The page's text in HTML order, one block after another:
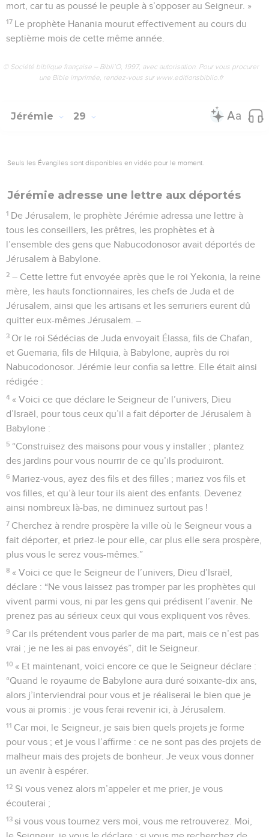
mort, car tu as poussé le peuple à s’opposer au Seigneur. »
17 Le prophète Hanania mourut effectivement au cours du
septième mois de cette même année.
© Société biblique française – Bibli’O, 1997, avec autorisation. Pour vous procurer
une Bible imprimée, rendez-vous sur www.editionsbiblio.fr
Jérémie 29
Seuls les Évangiles sont disponibles en vidéo pour le moment.
Jérémie adresse une lettre aux déportés
1 De Jérusalem, le prophète Jérémie adressa une lettre à
tous les conseillers, les prêtres, les prophètes et à
l’ensemble des gens que Nabucodonosor avait déportés de
Jérusalem à Babylone.
2 – Cette lettre fut envoyée après que le roi Yekonia, la reine
mère, les hauts fonctionnaires, les chefs de Juda et de
Jérusalem, ainsi que les artisans et les serruriers eurent dû
quitter eux-mêmes Jérusalem. –
3 Or le roi Sédécias de Juda envoyait Élassa, fils de Chafan,
et Guemaria, fils de Hilquia, à Babylone, auprès du roi
Nabucodonosor. Jérémie leur confia sa lettre. Elle était ainsi
rédigée :
4 « Voici ce que déclare le Seigneur de l’univers, Dieu
d’Israël, pour tous ceux qu’il a fait déporter de Jérusalem à
Babylone :
5 “Construisez des maisons pour vous y installer ; plantez
des jardins pour vous nourrir de ce qu’ils produiront.
6 Mariez-vous, ayez des fils et des filles ; mariez vos fils et
vos filles, et qu’à leur tour ils aient des enfants. Devenez
ainsi nombreux là-bas, ne diminuez surtout pas !
7 Cherchez à rendre prospère la ville où le Seigneur vous a
fait déporter, et priez-le pour elle, car plus elle sera prospère,
plus vous le serez vous-mêmes.”
8 « Voici ce que le Seigneur de l’univers, Dieu d’Israël,
déclare : “Ne vous laissez pas tromper par les prophètes qui
vivent parmi vous, ni par les gens qui prédisent l’avenir. Ne
prenez pas au sérieux ceux qui vous expliquent vos rêves.
9 Car ils prétendent vous parler de ma part, mais ce n’est pas
vrai ; je ne les ai pas envoyés”, dit le Seigneur.
10 « Et maintenant, voici encore ce que le Seigneur déclare :
“Quand le royaume de Babylone aura duré soixante-dix ans,
alors j’interviendrai pour vous et je réaliserai le bien que je
vous ai promis : je vous ferai revenir ici, à Jérusalem.
11 Car moi, le Seigneur, je sais bien quels projets je forme
pour vous ; et je vous l’affirme : ce ne sont pas des projets de
malheur mais des projets de bonheur. Je veux vous donner
un avenir à espérer.
12 Si vous venez alors m’appeler et me prier, je vous
écouterai ;
13 si vous vous tournez vers moi, vous me retrouverez. Moi,